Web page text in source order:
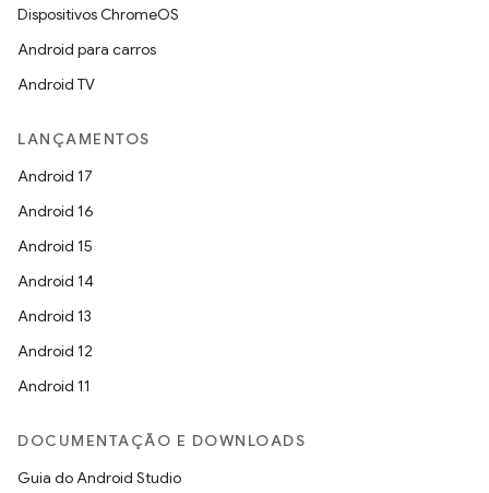
Dispositivos ChromeOS
Android para carros
Android TV
LANÇAMENTOS
Android 17
Android 16
Android 15
Android 14
Android 13
Android 12
Android 11
DOCUMENTAÇÃO E DOWNLOADS
Guia do Android Studio